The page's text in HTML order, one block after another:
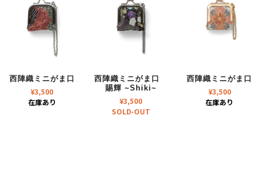
西陣織ミニがま口
¥3,500
在庫あり
西陣織ミニがま口
賜輝 ~Shiki~
¥3,500
SOLD-OUT
西陣織ミニがま口
¥3,500
在庫あり